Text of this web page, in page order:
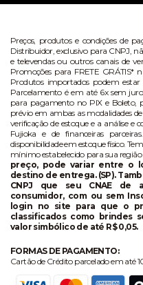
Preços, produtos e condições de
Distribuidor, exclusivo para CNPJ,
e televendas ou outros canais de
Promoções para FRETE GRÁTIS*
Produtos importados podem
Parcelamento é em até 6x sem
para pagamento no PIX e Boleto,
prévio em ambas as modalidades
verificação de estoque e a análise
Fujioka e de financeiras
disponibilidade em estoque físico.
mínimo estabelecido para sua região
preço, pode variar entre o
destino de entrega. (SP).
CNPJ que seu CNAE de
consumidor, com ou sem
login no site para que o
classificados como brindes
valor simbólico de até R$ 0,05.
FORMAS DE PAGAMENTO:
Cartão de Crédito parcelado em até